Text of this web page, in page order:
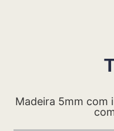
Madeira 5mm com